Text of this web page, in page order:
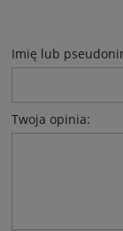
Imię lub
Twoja opinia: